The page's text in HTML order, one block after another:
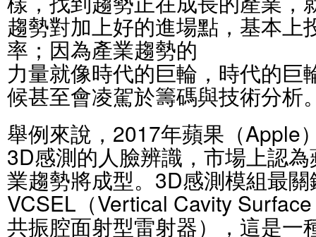
趨勢對加上好的進場點，基本上
率；因為產業趨勢的
力量就像時代的巨輪，時代的巨
候甚至會凌駕於籌碼與技術分析
舉例來說，2017年蘋果（Apple
3D感測的人臉辨識，市場上認
業趨勢將成型。3D感測模組最
VCSEL（Vertical Cavity
共振腔面射型雷射器），這是一